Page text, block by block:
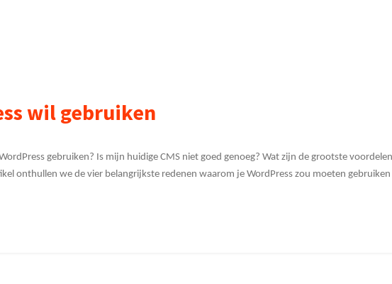
wil gebruiken
gebruiken? Is mijn huidige CMS niet goed genoeg? Wat zijn de grootste
onthullen we de vier belangrijkste redenen waarom je WordPress zou moeten